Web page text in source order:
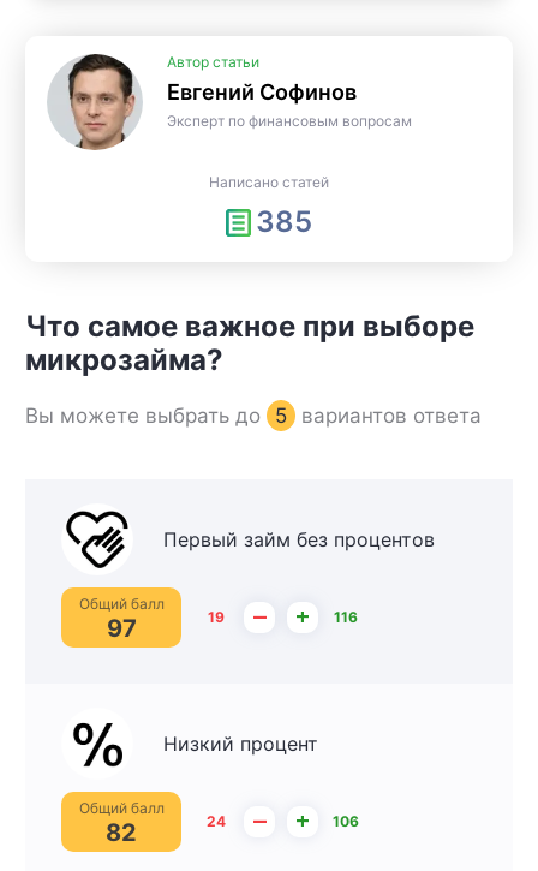
Автор статьи
Евгений Софинов
Эксперт по финансовым вопросам
Написано статей
385
Что самое важное при выборе
микрозайма?
Вы можете выбрать до 5 вариантов ответа
Первый займ без процентов
Общий балл
97 19 – + 116
Низкий процент
Общий балл
82 24 – + 106